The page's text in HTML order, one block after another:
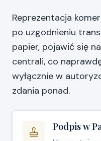
Reprezentacja
po uzgodnieniu
papier, pojawić się
centrali, co
wyłącznie w
zdania ponad.
Podpis w